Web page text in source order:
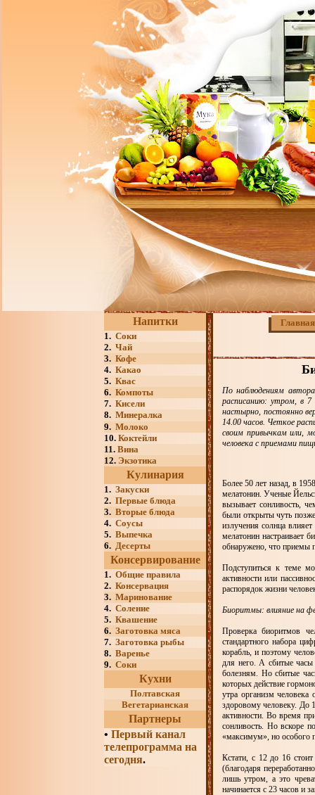
Напитки
1. Соки
2. Чай
3. Кофе
4. Какао
5. Квас
6. Компоты
7. Кисели
8. Минералка
9. Молоко
10. Коктейли
11. Вина
12. Экзотика
Кулинария
1. Закуски
2. Первые блюда
3. Вторые блюда
4. Соусы
5. Выпечка
6. Десерты
Консервирование
1. Общие правила
2. Консервация
3. Маринование
4. Соление
5. Квашение
6. Заготовка мяса
7. Заготовка рыбы
8. Варенье
9. Соки
Кухни
Полтавская
Вегетарианская
Партнеры
• Первый канал
телепрограмма на
сегодня.
Главная
По наблюдениям
расписанию: утром, в 7
настырно, постоянно
14.00 часов. Четкое
своим привычкам или,
человека с приемами
Более 50 лет назад, в
мелатонин. Ученые
вызывает сонливость,
были открыты чуть позже
излучения солнца
мелатонин настраивает
обнаружено, что приемы
Подступиться к теме
активности или
распорядок жизни
Биоритмы: влияние на
Проверка биоритмов
стандартного набора
корабль, и поэтому
для него. А сбитые
болезням. Но сбитые
которых действие
утра организм
здоровому человеку. До
активности. Во время
сонливость. Но вскоре
«максимум», но особого
Кстати, с 12 до 16
(благодаря
лишь утром, а это
начинается с 23 часов и